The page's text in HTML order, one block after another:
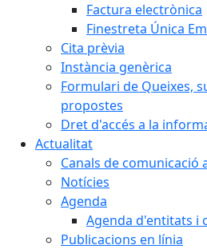
Factura electrònica
Finestreta Única
Cita prèvia
Instància genèrica
Formulari de Queixes,
propostes
Dret d'accés a la
Actualitat
Canals de comunicació
Notícies
Agenda
Agenda d'entitats i
Publicacions en línia